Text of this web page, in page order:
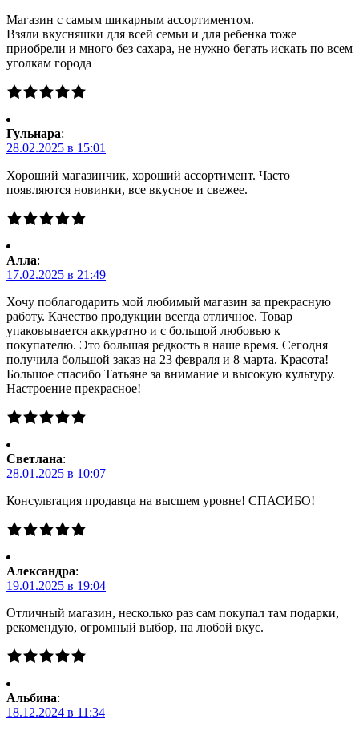
Магазин с самым шикарным ассортиментом.
Взяли вкусняшки для всей семьи и для ребенка тоже
приобрели и много без сахара, не нужно бегать искать по всем
уголкам города
Гульнара:
28.02.2025 в 15:01
Хороший магазинчик, хороший ассортимент. Часто
появляются новинки, все вкусное и свежее.
Алла:
17.02.2025 в 21:49
Хочу поблагодарить мой любимый магазин за прекрасную
работу. Качество продукции всегда отличное. Товар
упаковывается аккуратно и с большой любовью к
покупателю. Это большая редкость в наше время. Сегодня
получила большой заказ на 23 февраля и 8 марта. Красота!
Большое спасибо Татьяне за внимание и высокую культуру.
Настроение прекрасное!
Светлана:
28.01.2025 в 10:07
Консультация продавца на высшем уровне! СПАСИБО!
Александра:
19.01.2025 в 19:04
Отличный магазин, несколько раз сам покупал там подарки,
рекомендую, огромный выбор, на любой вкус.
Альбина:
18.12.2024 в 11:34